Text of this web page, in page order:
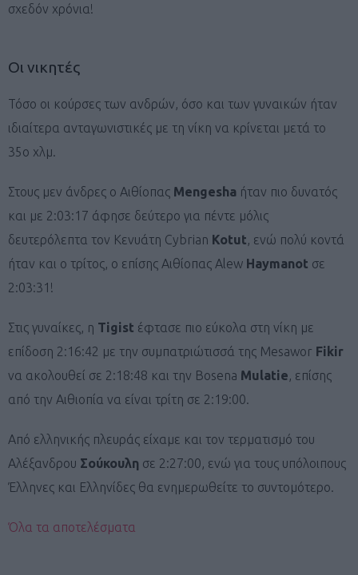
σχεδόν χρόνια!
Οι νικητές
Τόσο οι κούρσες των ανδρών, όσο και των γυναικών ήταν
ιδιαίτερα ανταγωνιστικές με τη νίκη να κρίνεται μετά το
35ο χλμ.
Στους μεν άνδρες ο Αιθίοπας Mengesha ήταν πιο δυνατός
και με 2:03:17 άφησε δεύτερο για πέντε μόλις
δευτερόλεπτα τον Κενυάτη Cybrian Kotut, ενώ πολύ κοντά
ήταν και ο τρίτος, ο επίσης Αιθίοπας Alew Haymanot σε
2:03:31!
Στις γυναίκες, η Tigist έφτασε πιο εύκολα στη νίκη με
επίδοση 2:16:42 με την συμπατριώτισσά της Mesawor Fikir
να ακολουθεί σε 2:18:48 και την Bosena Mulatie, επίσης
από την Αιθιοπία να είναι τρίτη σε 2:19:00.
Από ελληνικής πλευράς είχαμε και τον τερματισμό του
Αλέξανδρου Σούκουλη σε 2:27:00, ενώ για τους υπόλοιπους
Έλληνες και Ελληνίδες θα ενημερωθείτε το συντομότερο.
Όλα τα αποτελέσματα